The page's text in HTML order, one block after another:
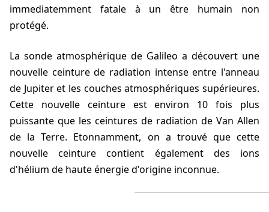
immediatemment fatale à un être humain non
protégé.
La sonde atmosphérique de Galileo a découvert une
nouvelle ceinture de radiation intense entre l'anneau
de Jupiter et les couches atmosphériques supérieures.
Cette nouvelle ceinture est environ 10 fois plus
puissante que les ceintures de radiation de Van Allen
de la Terre. Etonnamment, on a trouvé que cette
nouvelle ceinture contient également des ions
d'hélium de haute énergie d'origine inconnue.